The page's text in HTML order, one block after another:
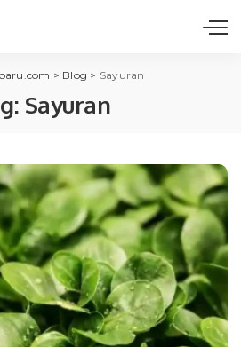
> Blog > Sayuran
Sayuran